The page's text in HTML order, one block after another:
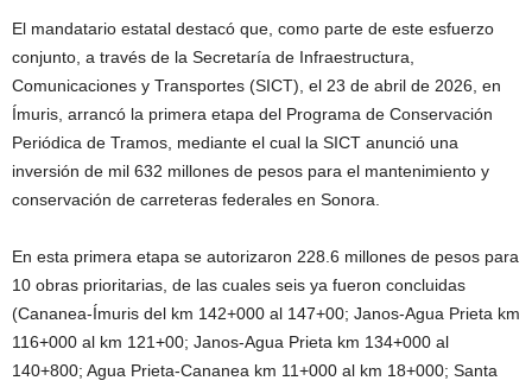
El mandatario estatal destacó que, como parte de este esfuerzo
conjunto, a través de la Secretaría de Infraestructura,
Comunicaciones y Transportes (SICT), el 23 de abril de 2026, en
Ímuris, arrancó la primera etapa del Programa de Conservación
Periódica de Tramos, mediante el cual la SICT anunció una
inversión de mil 632 millones de pesos para el mantenimiento y
conservación de carreteras federales en Sonora.
En esta primera etapa se autorizaron 228.6 millones de pesos para
10 obras prioritarias, de las cuales seis ya fueron concluidas
(Cananea-Ímuris del km 142+000 al 147+00; Janos-Agua Prieta km
116+000 al km 121+00; Janos-Agua Prieta km 134+000 al
140+800; Agua Prieta-Cananea km 11+000 al km 18+000; Santa